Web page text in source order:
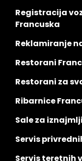
Registracija
Francuska
Reklamiranje
Restorani
Restorani za
Ribarnice
Sale za
Servis
Servis teretnih